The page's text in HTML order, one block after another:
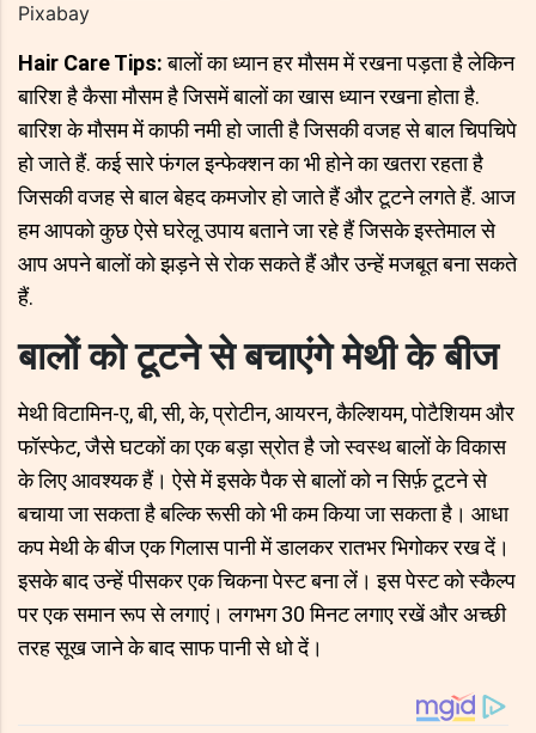
Pixabay
Hair Care Tips:बालों का ध्यान हर मौसम में रखना पड़ता है लेकिन
बारिश है कैसा मौसम है जिसमें बालों का खास ध्यान रखना होता है.
बारिश के मौसम में काफी नमी हो जाती है जिसकी वजह से बाल चिपचिपे
हो जाते हैं. कई सारे फंगल इन्फेक्शन का भी होने का खतरा रहता है
जिसकी वजह से बाल बेहद कमजोर हो जाते हैं और टूटने लगते हैं. आज
हम आपको कुछ ऐसे घरेलू उपाय बताने जा रहे हैं जिसके इस्तेमाल से
आप अपने बालों को झड़ने से रोक सकते हैं और उन्हें मजबूत बना सकते
हैं.
बालों को टूटने से बचाएंगे मेथी के बीज
मेथी विटामिन-ए, बी, सी, के, प्रोटीन, आयरन, कैल्शियम, पोटैशियम और
फॉस्फेट, जैसे घटकों का एक बड़ा स्रोत है जो स्वस्थ बालों के विकास
के लिए आवश्यक हैं। ऐसे में इसके पैक से बालों को न सिर्फ़ टूटने से
बचाया जा सकता है बल्कि रूसी को भी कम किया जा सकता है। आधा
कप मेथी के बीज एक गिलास पानी में डालकर रातभर भिगोकर रख दें।
इसके बाद उन्हें पीसकर एक चिकना पेस्ट बना लें। इस पेस्ट को स्कैल्प
पर एक समान रूप से लगाएं। लगभग 30 मिनट लगाए रखें और अच्छी
तरह सूख जाने के बाद साफ पानी से धो दें।